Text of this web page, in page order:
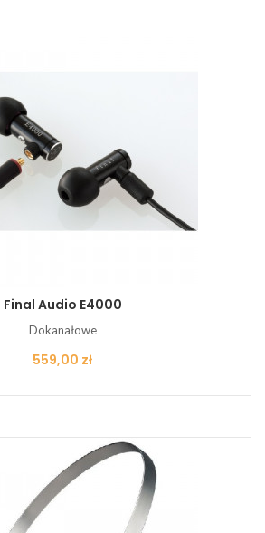
Final Audio E4000
Dokanałowe
Cena
559,00 zł